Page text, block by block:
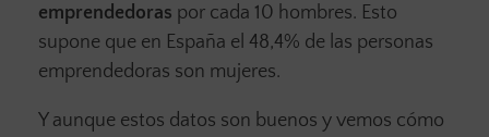
emprendedoras por cada 10 hombres. Esto
supone que en España el 48,4% de las personas
emprendedoras son mujeres.
Y aunque estos datos son buenos y vemos cómo